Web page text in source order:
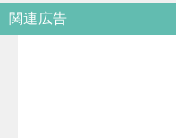
関連広告